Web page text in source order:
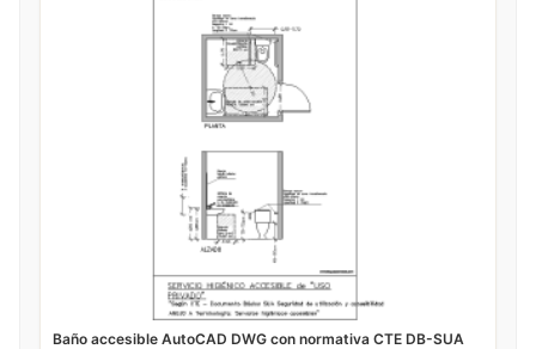
Baño accesible AutoCAD DWG con normativa CTE DB-SUA